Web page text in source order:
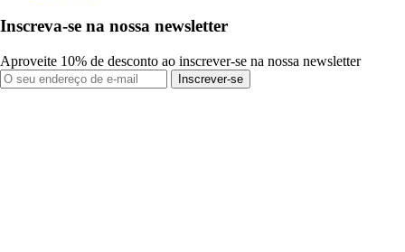
Inscreva-se na nossa newsletter
Aproveite 10% de desconto ao inscrever-se na nossa newsletter
Inscrever-se